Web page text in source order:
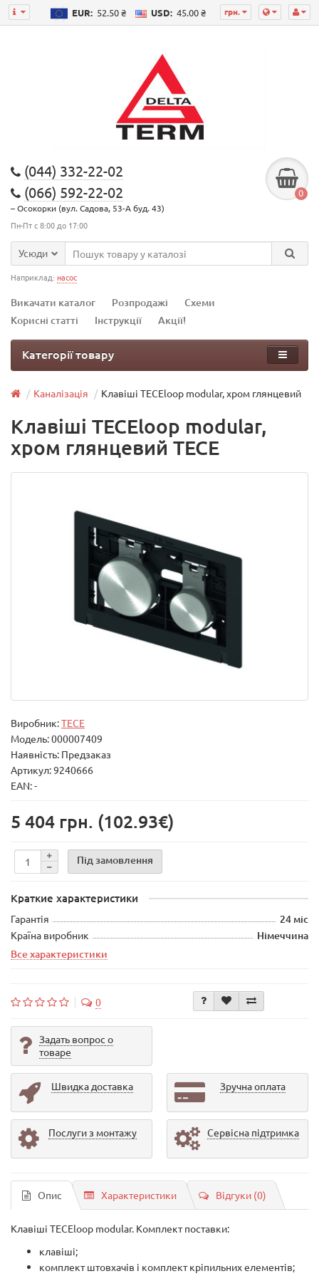
грн.
EUR: 52.50 ₴ USD: 45.00 ₴
(044) 332-22-02
(066) 592-22-02
– Осокорки (вул. Садова, 53-А буд. 43)
Пн-Пт с 8:00 до 17:00
0
Усюди
Наприклад: насос
Викачати каталог Розпродажі
Схеми
Корисні статті
Інструкції Акції!
Категорії товару
Каналізація Клавіші TECEloop modular, хром глянцевий
Клавіші TECEloop modular,
хром глянцевий TECE
Виробник:TECE
Модель:000007409
Наявність: Предзаказ
Артикул: 9240666
EAN: -
5 404 грн. (102.93€)
Під замовлення
Краткие характеристики
Гарантія 24 міс
Країна виробник
Німеччина
Все характеристики
0
Задать вопрос о
товаре
Швидка доставка Зручна оплата
Послуги з монтажу Сервісна підтримка
Опис Характеристики Відгуки (0)
Клавіші TECEloop modular. Комплект поставки:
клавіші;
комплект штовхачів і комплект кріпильних елементів;